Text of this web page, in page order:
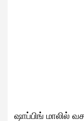
ஷாப்பிங் மாலில்